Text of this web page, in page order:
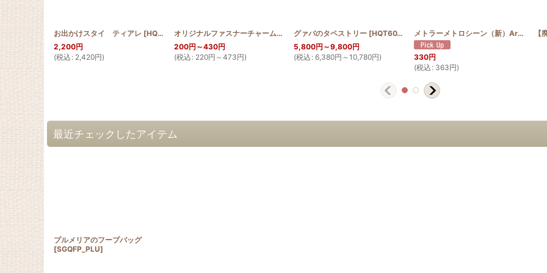
お出かけスタイ ティアレ [HQST_TIA
]
2,200円
(税込 : 2,420円)
オリジナルファスナーチャーム付き エンゼルストランペット [Item_f_ANG]
200円 ～430円
(税込 : 220円 ～473円)
グァバのタペストリー [HQT60_GUA
]
5,800円 ～9,800円
(税込 : 6,380円 ～10,780円)
メトラーメトロシーン（新）Art9171 100m
330円
(税込 : 363円)
最近チェックしたアイテム
プルメリアのフープバッグ
[SGQFP_PLU]